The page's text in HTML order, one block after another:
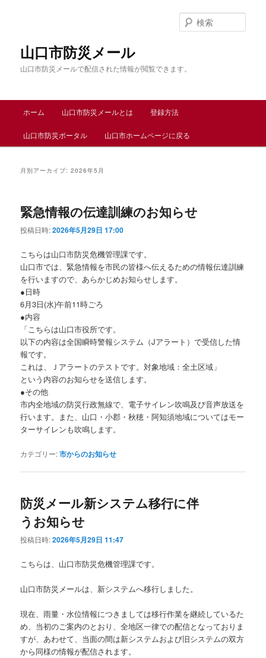
山口市防災メール
山口市防災メールで配信された情報が閲覧できます。
索
メ
ホーム 山口市防災メールとは 登録方法
山口市防災ポータル 山口市ホームページに戻る
月別アーカイブ:2026年5月
緊急情報の伝達訓練のお知らせ
投稿日時:2026年5月29日 17:00
こちらは山口市防災危機管理課です。
山口市では、緊急情報を市民の皆様へ伝えるための情報伝達訓練
を行いますので、あらかじめお知らせします。
●日時
6月3日(水)午前11時ごろ
●内容
「こちらは山口市役所です。
以下の内容は全国瞬時警報システム（Jアラート）で受信した情
報です。
これは、Ｊアラートのテストです。対象地域：全土区域」
という内容のお知らせを送信します。
●その他
市内全地域の防災行政無線で、電子サイレン吹鳴及び音声放送を
行います。また、山口・小郡・秋穂・阿知須地域についてはモー
ターサイレンも吹鳴します。
カテゴリー:市からのお知らせ
防災メール新システム移行に伴
うお知らせ
投稿日時:2026年5月29日 11:47
こちらは、山口市防災危機管理課です。
山口市防災メールは、新システムへ移行しました。
現在、雨量・水位情報につきましては移行作業を継続しているた
め、当初のご案内のとおり、全地区一律での配信となっておりま
すが、あわせて、当面の間は新システムおよび旧システムの双方
から同様の情報が配信されます。